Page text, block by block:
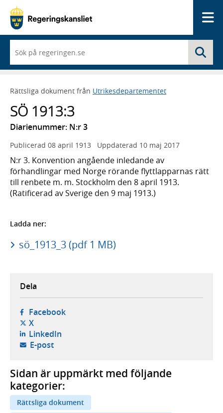
du
börjar
skriva
framträder
lista
med
sökförslag
Rättsliga dokument från Utrikesdepartementet
SÖ 1913:3
Diarienummer: N:r 3
Publicerad 08 april 1913 Uppdaterad 10 maj 2017
N:r 3. Konvention angående inledande av
förhandlingar med Norge rörande flyttlapparnas rätt
till renbete m. m. Stockholm den 8 april 1913.
(Ratificerad av Sverige den 9 maj 1913.)
Ladda ner:
sö_1913_3 (pdf 1 MB)
Dela
Facebook- öppnas i ny flik, extern webbplats,
X- öppnas i ny flik, extern webbplats,
LinkedIn- öppnas i ny flik, extern webbplats,
E-post- öppnar din e-postklient,
Sidan är uppmärkt med följande
kategorier:
Rättsliga dokument